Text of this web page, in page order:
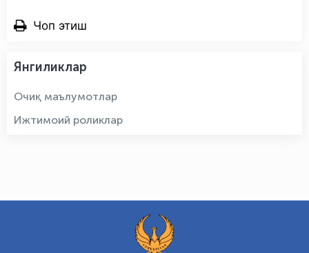
Чоп этиш
Янгиликлар
Очиқ маълумотлар
Ижтимоий роликлар